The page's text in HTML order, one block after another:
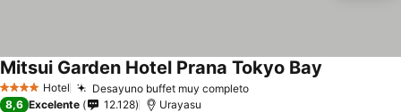
4 EstrellasHotel Desayuno buffet muy completo
Mitsui Garden Hotel Prana Tokyo Bay
8,6 Excelente 12.128 Urayasu